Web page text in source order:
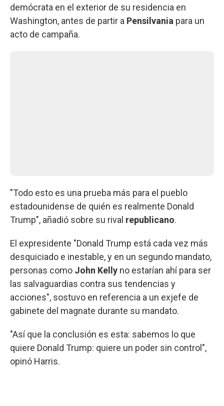
demócrata en el exterior de su residencia en
Washington, antes de partir a Pensilvania para un
acto de campaña.
"Todo esto es una prueba más para el pueblo
estadounidense de quién es realmente Donald
Trump", añadió sobre su rival republicano.
El expresidente "Donald Trump está cada vez más
desquiciado e inestable, y en un segundo mandato,
personas como John Kelly no estarían ahí para ser
las salvaguardias contra sus tendencias y
acciones", sostuvo en referencia a un exjefe de
gabinete del magnate durante su mandato.
"Así que la conclusión es esta: sabemos lo que
quiere Donald Trump: quiere un poder sin control",
opinó Harris.